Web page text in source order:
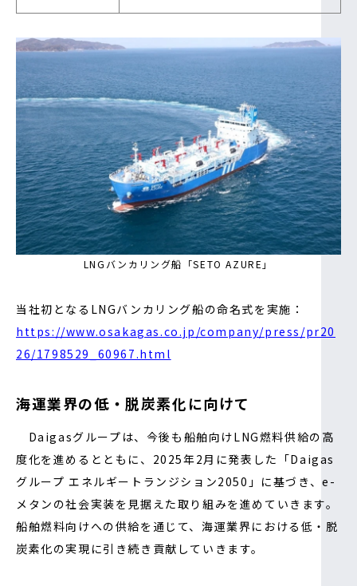
LNGバンカリング船「SETO AZURE」
当社初となるLNGバンカリング船の命名式を実施：
https://www.osakagas.co.jp/company/press/pr20
26/1798529_60967.html
海運業界の低・脱炭素化に向けて
Daigasグループは、今後も船舶向けLNG燃料供給の高
度化を進めるとともに、2025年2月に発表した「Daigas
グループ エネルギートランジション2050」に基づき、e-
メタンの社会実装を見据えた取り組みを進めていきます。
船舶燃料向けへの供給を通じて、海運業界における低・脱
炭素化の実現に引き続き貢献していきます。